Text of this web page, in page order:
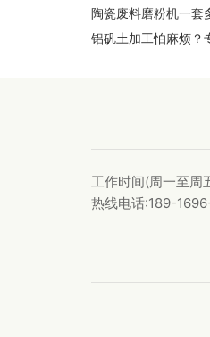
陶瓷废料磨粉机一套
铝矾土加工怕麻烦？
工作时间(周一至周
热线电话:189-